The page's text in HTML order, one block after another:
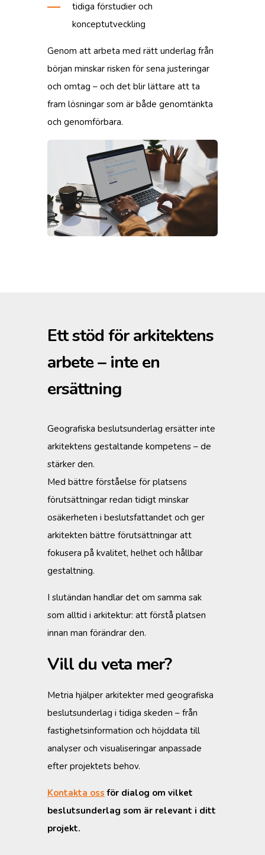
tidiga förstudier och
konceptutveckling
Genom att arbeta med rätt underlag från
början minskar risken för sena justeringar
och omtag – och det blir lättare att ta
fram lösningar som är både genomtänkta
och genomförbara.
Ett stöd för arkitektens
arbete – inte en
ersättning
Geografiska beslutsunderlag ersätter inte
arkitektens gestaltande kompetens – de
stärker den.
Med bättre förståelse för platsens
förutsättningar redan tidigt minskar
osäkerheten i beslutsfattandet och ger
arkitekten bättre förutsättningar att
fokusera på kvalitet, helhet och hållbar
gestaltning.
I slutändan handlar det om samma sak
som alltid i arkitektur: att förstå platsen
innan man förändrar den.
Vill du veta mer?
Metria hjälper arkitekter med geografiska
beslutsunderlag i tidiga skeden – från
fastighetsinformation och höjddata till
analyser och visualiseringar anpassade
efter projektets behov.
Kontakta oss för dialog om vilket
beslutsunderlag som är relevant i ditt
projekt.